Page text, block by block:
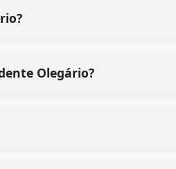
Olegário?